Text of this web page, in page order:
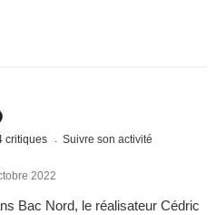
critiques Suivre son activité
2022
Bac Nord, le réalisateur Cédric